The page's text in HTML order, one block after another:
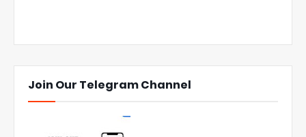
Join Our Telegram Channel